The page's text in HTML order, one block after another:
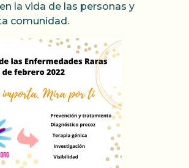
la vida de las personas y
comunidad.